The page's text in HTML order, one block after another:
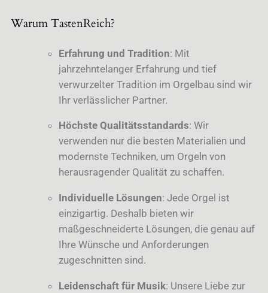
Warum TastenReich?
Erfahrung und Tradition: Mit
jahrzehntelanger Erfahrung und tief
verwurzelter Tradition im Orgelbau sind wir
Ihr verlässlicher Partner.
Höchste Qualitätsstandards: Wir
verwenden nur die besten Materialien und
modernste Techniken, um Orgeln von
herausragender Qualität zu schaffen.
Individuelle Lösungen: Jede Orgel ist
einzigartig. Deshalb bieten wir
maßgeschneiderte Lösungen, die genau auf
Ihre Wünsche und Anforderungen
zugeschnitten sind.
Leidenschaft für Musik: Unsere Liebe zur